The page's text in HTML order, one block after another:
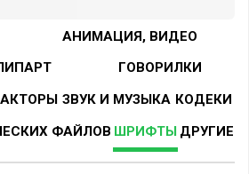
АНИМАЦИЯ, ВИДЕО
ГОВОРИЛКИ
ЗВУК И МУЗЫКА КОДЕКИ
ФАЙЛОВ ШРИФТЫ ДРУГИЕ